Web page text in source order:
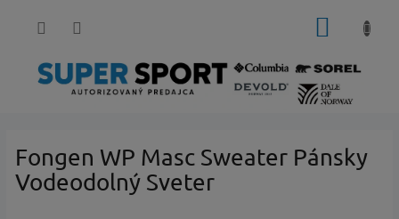
Fongen WP Masc Sweater Pánsky
Vodeodolný Sveter